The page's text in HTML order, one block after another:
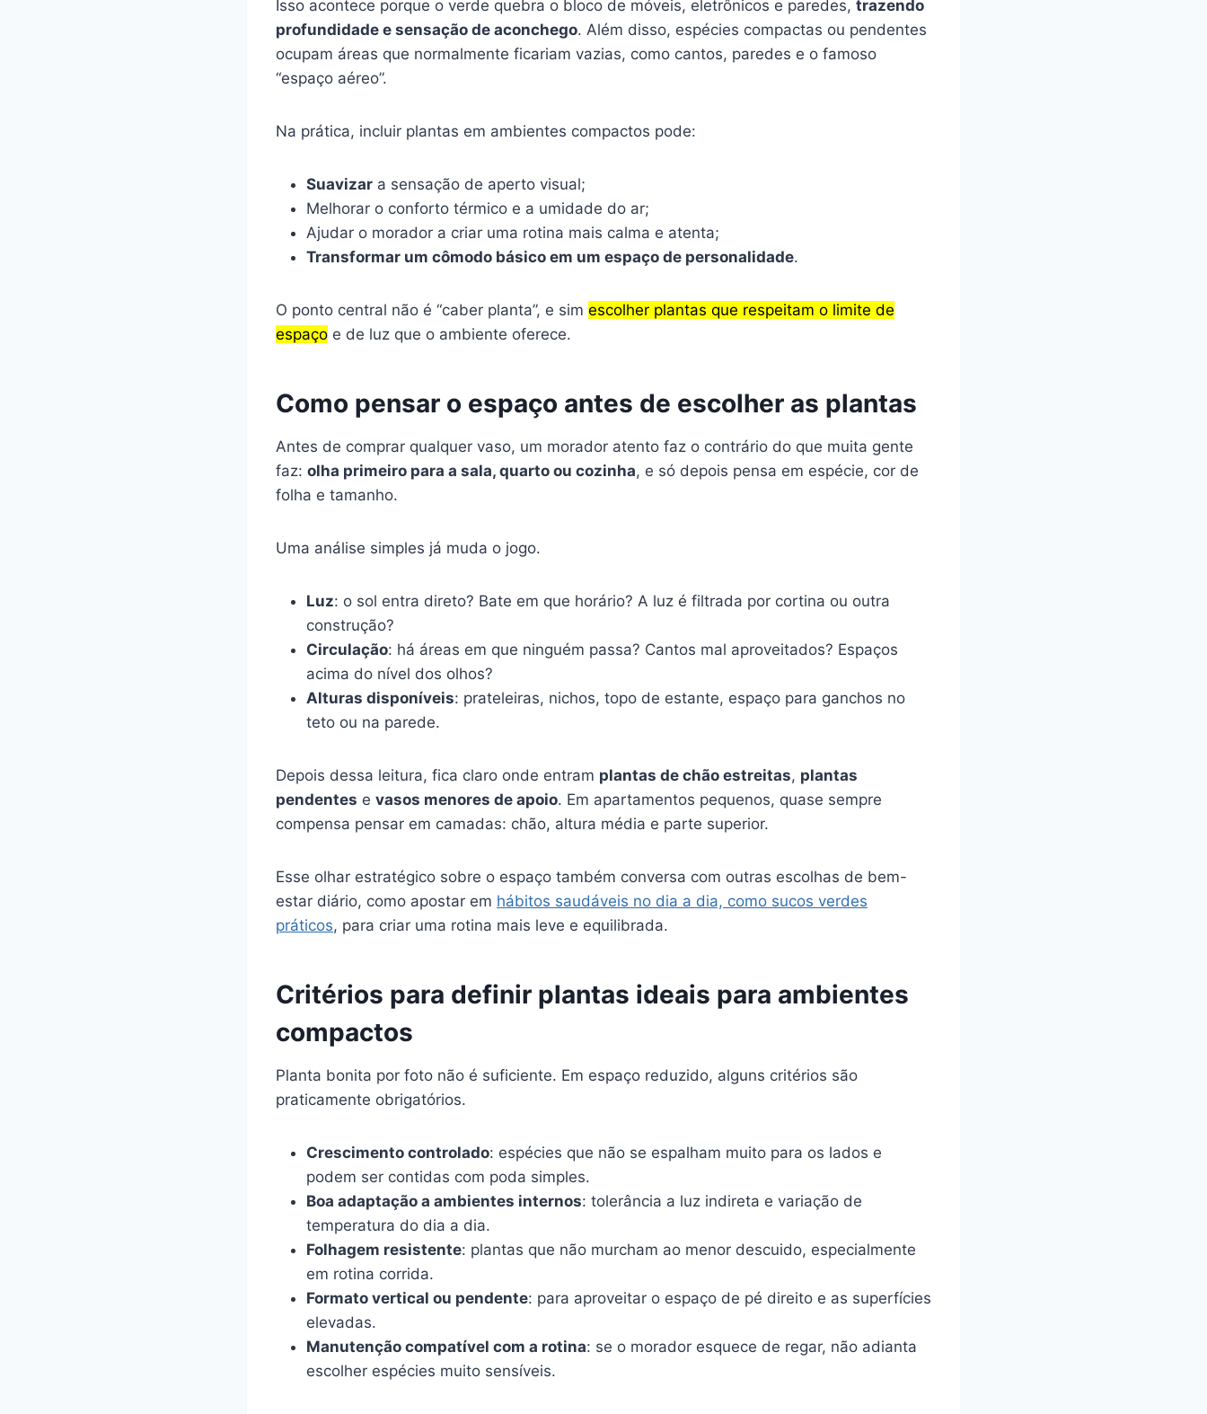
Isso acontece porque o verde quebra o bloco de móveis, eletrônicos e paredes, trazendo
profundidade e sensação de aconchego. Além disso, espécies compactas ou pendentes
ocupam áreas que normalmente ficariam vazias, como cantos, paredes e o famoso
“espaço aéreo”.
Na prática, incluir plantas em ambientes compactos pode:
Suavizar a sensação de aperto visual;
Melhorar o conforto térmico e a umidade do ar;
Ajudar o morador a criar uma rotina mais calma e atenta;
Transformar um cômodo básico em um espaço de personalidade.
O ponto central não é “caber planta”, e sim escolher plantas que respeitam o limite de
espaço e de luz que o ambiente oferece.
Como pensar o espaço antes de escolher as plantas
Antes de comprar qualquer vaso, um morador atento faz o contrário do que muita gente
faz: olha primeiro para a sala, quarto ou cozinha, e só depois pensa em espécie, cor de
folha e tamanho.
Uma análise simples já muda o jogo.
Luz: o sol entra direto? Bate em que horário? A luz é filtrada por cortina ou outra
construção?
Circulação: há áreas em que ninguém passa? Cantos mal aproveitados? Espaços
acima do nível dos olhos?
Alturas disponíveis: prateleiras, nichos, topo de estante, espaço para ganchos no
teto ou na parede.
Depois dessa leitura, fica claro onde entram plantas de chão estreitas, plantas
pendentes e vasos menores de apoio. Em apartamentos pequenos, quase sempre
compensa pensar em camadas: chão, altura média e parte superior.
Esse olhar estratégico sobre o espaço também conversa com outras escolhas de bem-
estar diário, como apostar em hábitos saudáveis no dia a dia, como sucos verdes
práticos, para criar uma rotina mais leve e equilibrada.
Critérios para definir plantas ideais para ambientes
compactos
Planta bonita por foto não é suficiente. Em espaço reduzido, alguns critérios são
praticamente obrigatórios.
Crescimento controlado: espécies que não se espalham muito para os lados e
podem ser contidas com poda simples.
Boa adaptação a ambientes internos: tolerância a luz indireta e variação de
temperatura do dia a dia.
Folhagem resistente: plantas que não murcham ao menor descuido, especialmente
em rotina corrida.
Formato vertical ou pendente: para aproveitar o espaço de pé direito e as superfícies
elevadas.
Manutenção compatível com a rotina: se o morador esquece de regar, não adianta
escolher espécies muito sensíveis.